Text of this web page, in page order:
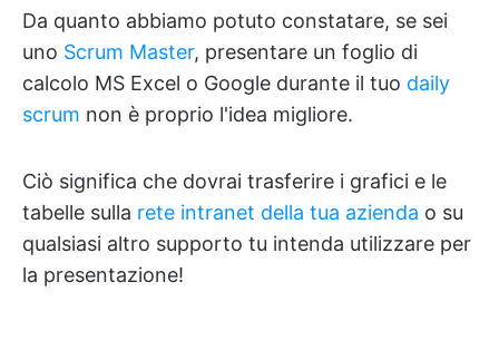
Da quanto abbiamo potuto constatare, se sei
uno Scrum Master, presentare un foglio di
calcolo MS Excel o Google durante il tuo daily
scrum non è proprio l'idea migliore.
Ciò significa che dovrai trasferire i grafici e le
tabelle sulla rete intranet della tua azienda o su
qualsiasi altro supporto tu intenda utilizzare per
la presentazione!